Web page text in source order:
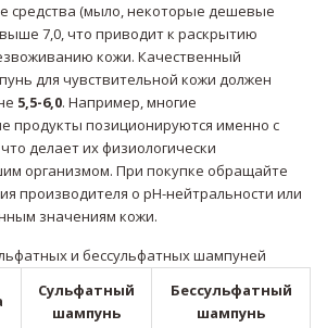
(мыло, некоторые дешевые
7,0, что приводит к раскрытию
кожи. Качественный
для чувствительной кожи должен
5,5-6,0. Например, многие
продукты позиционируются именно с
делает их физиологически
организмом. При покупке обращайте
производителя о pH-нейтральности или
значениям кожи.
и бессульфатных шампуней
Сульфатный
шампунь
Бессульфатный
шампунь